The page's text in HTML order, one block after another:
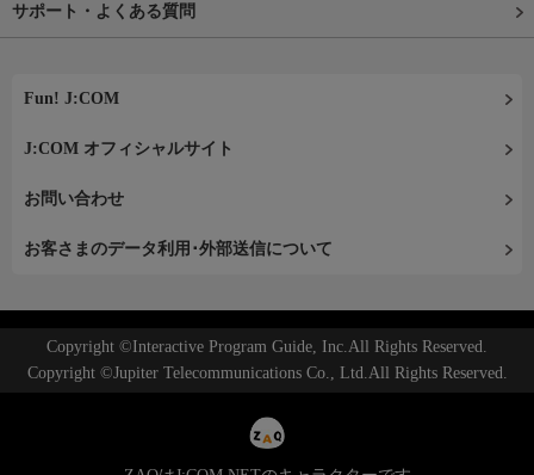
サポート・よくある質問
Fun! J:COM
J:COM オフィシャルサイト
お問い合わせ
お客さまのデータ利用･外部送信について
Copyright ©Interactive Program Guide, Inc.All Rights Reserved.
Copyright ©Jupiter Telecommunications Co., Ltd.All Rights Reserved.